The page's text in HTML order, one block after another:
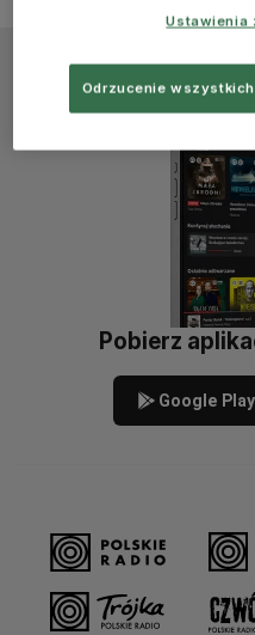
Pobierz
Google Play
Ustawienia
Odrzucenie wszystkich